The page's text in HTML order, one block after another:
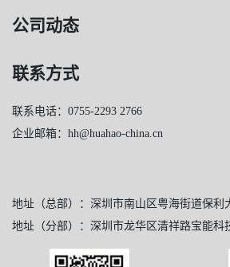
公司动态
联系方式
联系电话：0755-2293 2766
企业邮箱：hh@huahao-china.cn
地址（总部）：深圳市南山区粤海街道保利
地址（分部）：深圳市龙华区清祥路宝能科